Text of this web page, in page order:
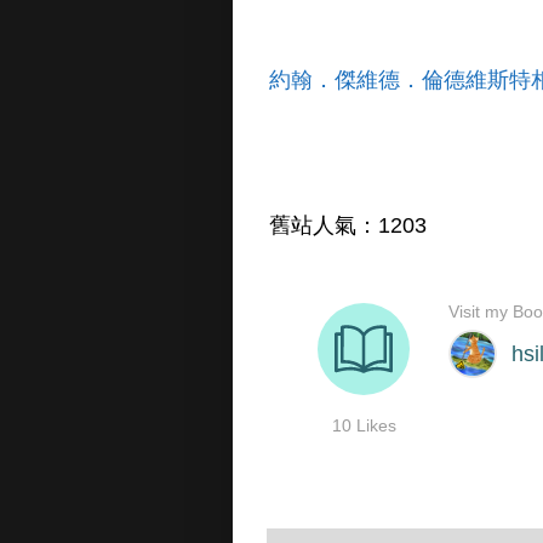
約翰．傑維德．倫德維斯特
舊站人氣：1203